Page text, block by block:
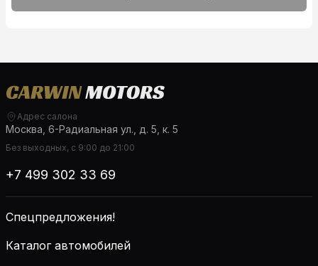
Адрес салона
Москва, 6-Радиальная ул., д. 5, к. 5
Без выходных, с 9:00 до 21:00
+7 499 302 33 69
Спецпредложения!
Каталог автомобилей